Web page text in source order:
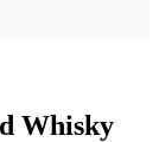
Whisky